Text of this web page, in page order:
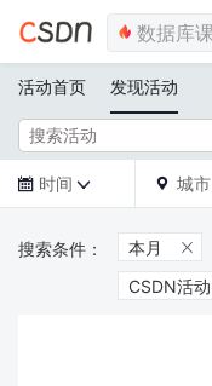
活动首页 发现活动
 时间   城市
本月 
CSDN活动